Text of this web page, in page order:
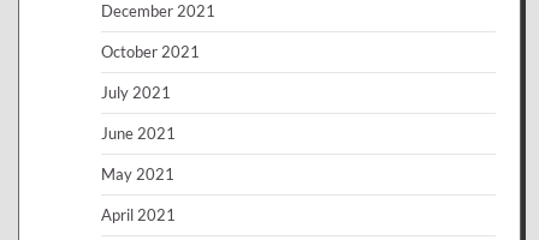
December 2021
October 2021
July 2021
June 2021
May 2021
April 2021